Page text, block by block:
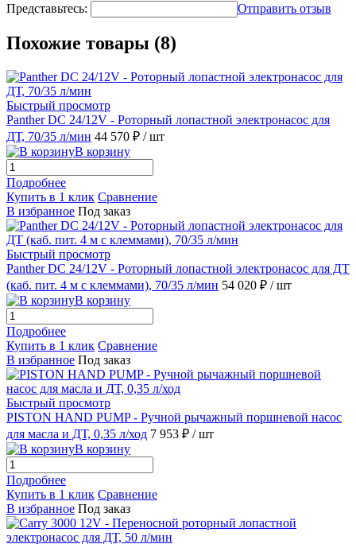
Представьтесь: Отправить отзыв
Похожие товары (8)
Быстрый просмотр
Panther DC 24/12V - Роторный лопастной электронасос для
ДТ, 70/35 л/мин 44 570 ₽ / шт
В корзину
Подробнее
Купить в 1 клик Сравнение
В избранное Под заказ
Быстрый просмотр
Panther DC 24/12V - Роторный лопастной электронасос для ДТ
(каб. пит. 4 м с клеммами), 70/35 л/мин 54 020 ₽ / шт
В корзину
Подробнее
Купить в 1 клик Сравнение
В избранное Под заказ
Быстрый просмотр
PISTON HAND PUMP - Ручной рычажный поршневой насос
для масла и ДТ, 0,35 л/ход 7 953 ₽ / шт
В корзину
Подробнее
Купить в 1 клик Сравнение
В избранное Под заказ